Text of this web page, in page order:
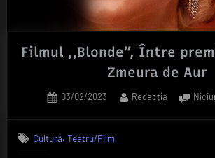
Filmul ,,Blonde”, Între
Zmeura de Aur
Posted
03/02/2023 By
Redacția
Cultură,Teatru/Film